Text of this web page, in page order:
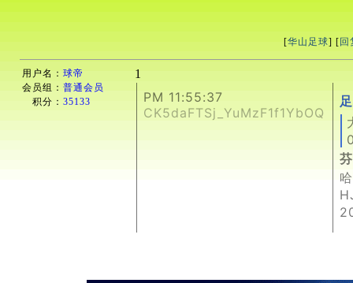
[华山足球] [ 回
用户名： 球帝
会员组： 普通会员
积分： 35133
1
PM 11:55:37
CK5daFTSj_YuMzF1f1YbOQ